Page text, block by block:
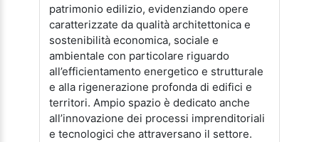
patrimonio edilizio, evidenziando opere
caratterizzate da qualità architettonica e
sostenibilità economica, sociale e
ambientale con particolare riguardo
all’efficientamento energetico e strutturale
e alla rigenerazione profonda di edifici e
territori. Ampio spazio è dedicato anche
all’innovazione dei processi imprenditoriali
e tecnologici che attraversano il settore.